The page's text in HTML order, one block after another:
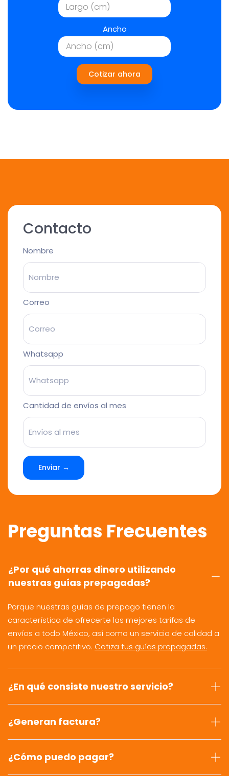
Ancho
Cotizar ahora
Contacto
Nombre
Correo
Whatsapp
Cantidad de envíos al mes
Enviar →
Preguntas Frecuentes
¿Por qué ahorras dinero utilizando
nuestras guías prepagadas?
Porque nuestras guías de prepago tienen la
característica de ofrecerte las mejores tarifas de
envíos a todo México, así como un servicio de calidad a
un precio competitivo. Cotiza tus guías prepagadas.
¿En qué consiste nuestro servicio?
¿Generan factura?
¿Cómo puedo pagar?